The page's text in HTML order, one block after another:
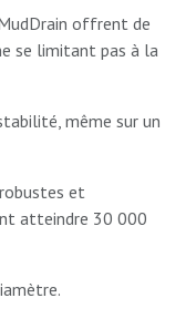
offrent de
se limitant pas à la
même sur un
et
atteindre 30 000